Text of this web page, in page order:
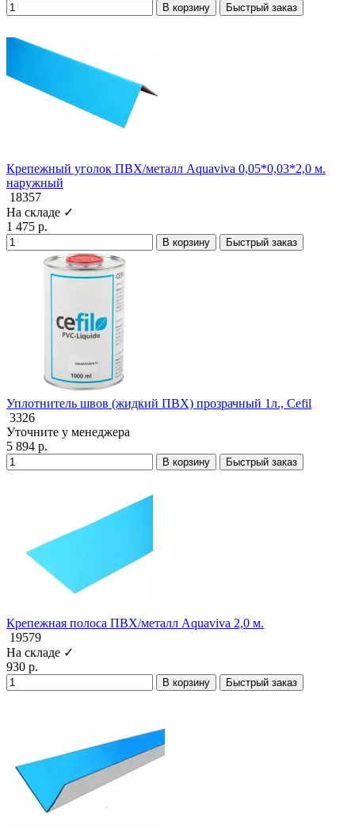
В корзину Быстрый заказ
Крепежный уголок ПВХ/металл Aquaviva 0,05*0,03*2,0 м.
наружный
18357
На складе ✓
1 475 р.
В корзину Быстрый заказ
Уплотнитель швов (жидкий ПВХ) прозрачный 1л., Cefil
3326
Уточните у менеджера
5 894 р.
В корзину Быстрый заказ
Крепежная полоса ПВХ/металл Aquaviva 2,0 м.
19579
На складе ✓
930 р.
В корзину Быстрый заказ